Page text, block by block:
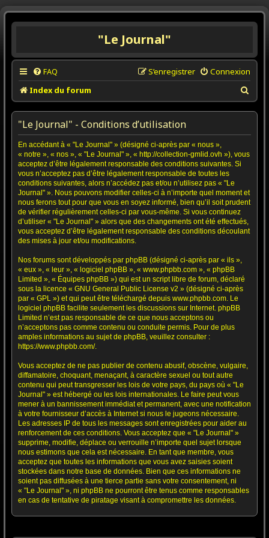
"Le Journal"
FAQ Connexion
S’enregistrer
Index du forum
e
h
h
"Le Journal" - Conditions d’utilisation
En accédant à « "Le Journal" » (désigné ci-après par « nous »,
« notre », « nos », « "Le Journal" », « http://collection-gmlid.ovh »), vous
acceptez d’être légalement responsable des conditions suivantes. Si
vous n’acceptez pas d’être légalement responsable de toutes les
conditions suivantes, alors n’accédez pas et/ou n’utilisez pas « "Le
Journal" ». Nous pouvons modifier celles-ci à n’importe quel moment et
nous ferons tout pour que vous en soyez informé, bien qu’il soit prudent
de vérifier régulièrement celles-ci par vous-même. Si vous continuez
d’utiliser « "Le Journal" » alors que des changements ont été effectués,
vous acceptez d’être légalement responsable des conditions découlant
des mises à jour et/ou modifications.
Nos forums sont développés par phpBB (désigné ci-après par « ils »,
« eux », « leur », « logiciel phpBB », « www.phpbb.com », « phpBB
Limited », « Équipes phpBB ») qui est un script libre de forum, déclaré
sous la licence « GNU General Public License v2 » (désigné ci-après
par « GPL ») et qui peut être téléchargé depuis www.phpbb.com. Le
logiciel phpBB facilite seulement les discussions sur Internet. phpBB
Limited n’est pas responsable de ce que nous acceptons ou
n’acceptons pas comme contenu ou conduite permis. Pour de plus
amples informations au sujet de phpBB, veuillez consulter :
https://www.phpbb.com/.
Vous acceptez de ne pas publier de contenu abusif, obscène, vulgaire,
diffamatoire, choquant, menaçant, à caractère sexuel ou tout autre
contenu qui peut transgresser les lois de votre pays, du pays où « "Le
Journal" » est hébergé ou les lois internationales. Le faire peut vous
mener à un bannissement immédiat et permanent, avec une notification
à votre fournisseur d’accès à Internet si nous le jugeons nécessaire.
Les adresses IP de tous les messages sont enregistrées pour aider au
renforcement de ces conditions. Vous acceptez que « "Le Journal" »
supprime, modifie, déplace ou verrouille n’importe quel sujet lorsque
nous estimons que cela est nécessaire. En tant que membre, vous
acceptez que toutes les informations que vous avez saisies soient
stockées dans notre base de données. Bien que ces informations ne
soient pas diffusées à une tierce partie sans votre consentement, ni
« "Le Journal" », ni phpBB ne pourront être tenus comme responsables
en cas de tentative de piratage visant à compromettre les données.